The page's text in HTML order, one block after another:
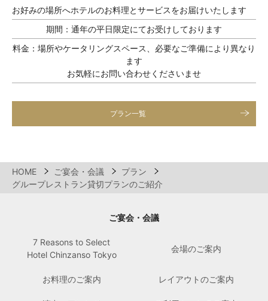
お好みの場所へホテルのお料理とサービスをお届けいたします
期間： 通年の平日限定にてお受けしております
料金： 場所やケータリングスペース、必要なご準備により異なり
ます
お気軽にお問い合わせくださいませ
プラン一覧
HOME ご宴会・会議
プラン
グループレストラン貸切プランのご紹介
ご宴会・会議
7 Reasons to Select
Hotel Chinzanso Tokyo
会場のご案内
お料理のご案内 レイアウトのご案内